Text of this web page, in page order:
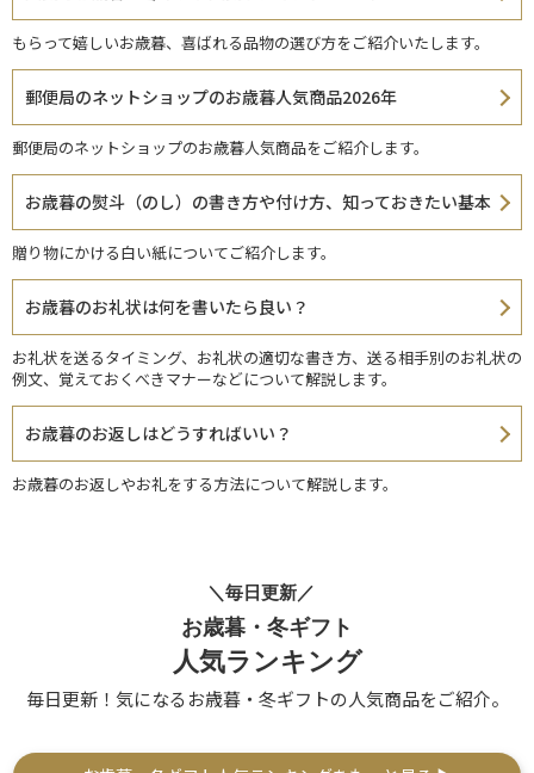
もらって嬉しいお歳暮、喜ばれる品物の選び方をご紹介いたします。
郵便局のネットショップのお歳暮人気商品2026年
郵便局のネットショップのお歳暮人気商品をご紹介します。
お歳暮の熨斗（のし）の書き方や付け方、知っておきたい基本
贈り物にかける白い紙についてご紹介します。
お歳暮のお礼状は何を書いたら良い？
お礼状を送るタイミング、お礼状の適切な書き方、送る相手別のお礼状の
例文、覚えておくべきマナーなどについて解説します。
お歳暮のお返しはどうすればいい？
お歳暮のお返しやお礼をする方法について解説します。
＼毎日更新／
お歳暮・冬ギフト
人気ランキング
毎日更新！気になるお歳暮・冬ギフトの人気商品をご紹介。